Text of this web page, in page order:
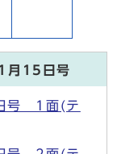
15日号
号 1面(テ